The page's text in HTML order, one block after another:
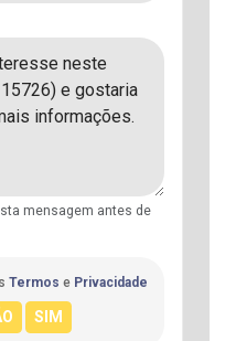
mensagem antes de
Termos e Privacidade